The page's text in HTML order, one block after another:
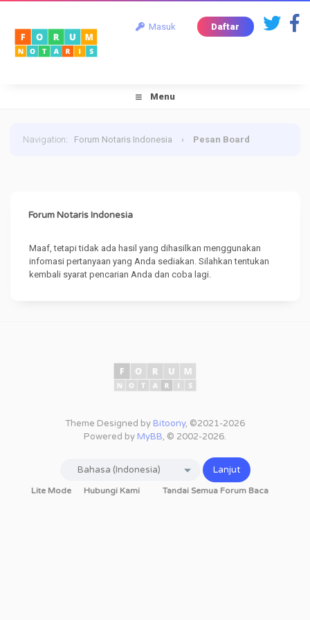
Masuk Daftar
Menu
Navigation: Forum Notaris Indonesia › Pesan Board
Forum Notaris Indonesia
Maaf, tetapi tidak ada hasil yang dihasilkan menggunakan
infomasi pertanyaan yang Anda sediakan. Silahkan tentukan
kembali syarat pencarian Anda dan coba lagi.
Theme Designed by Bitoony, ©2021-2026
Powered by MyBB, © 2002-2026.
Lite Mode Hubungi Kami Tandai Semua Forum Baca